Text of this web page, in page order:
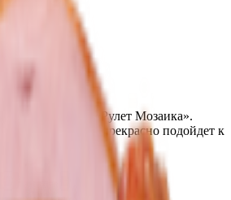
вареный «Рулет Мозаика».
из свежего мяса, прекрасно подойдет к